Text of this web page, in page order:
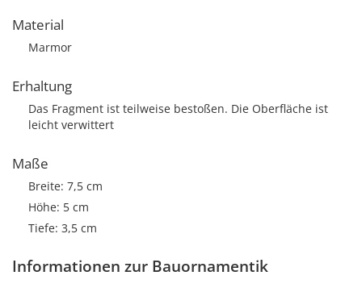
Material
Marmor
Erhaltung
Das Fragment ist teilweise bestoßen. Die Oberfläche ist
leicht verwittert
Maße
Breite: 7,5 cm
Höhe: 5 cm
Tiefe: 3,5 cm
Informationen zur Bauornamentik